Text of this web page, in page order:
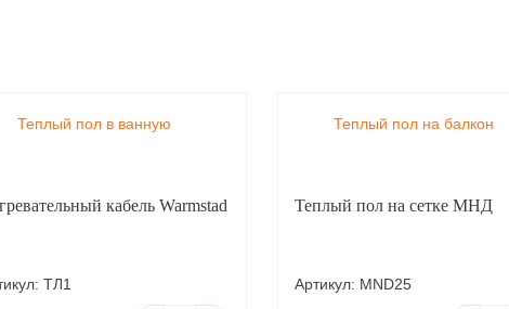
Теплый пол в ванную
кабель Warmstad
ТЛ1
Теплый пол на балкон
Теплый пол на сетке МНД
Артикул: MND25